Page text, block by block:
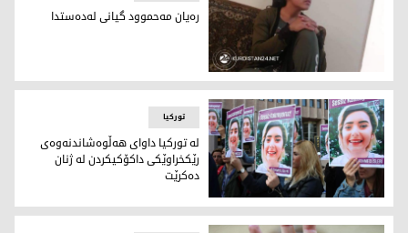
ره‌یان مه‌حموود گیانی له‌ده‌ستدا
ره‌یان مه‌حموود گیانی له‌ده‌ستدا
دیمه‌نی خۆپیشاندانێكی ژنان له‌ دژی كوشتنی ژن به‌ پاساوی
تورکیا
له‌ توركیا داوای هه‌ڵوه‌شاندنه‌وه‌ی
رێكخراوێكی داكۆكیكردن له‌ ژنان
ده‌كرێت ‌